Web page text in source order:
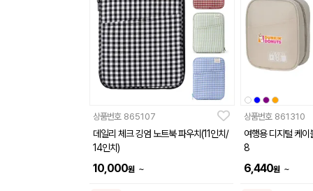
상품번호 865107
데일리 체크 깅엄 노트북 파우치(11인치/
14인치)
10,000원 ~
상품번호 861310
여행용 디지털 케
8
6,440원 ~